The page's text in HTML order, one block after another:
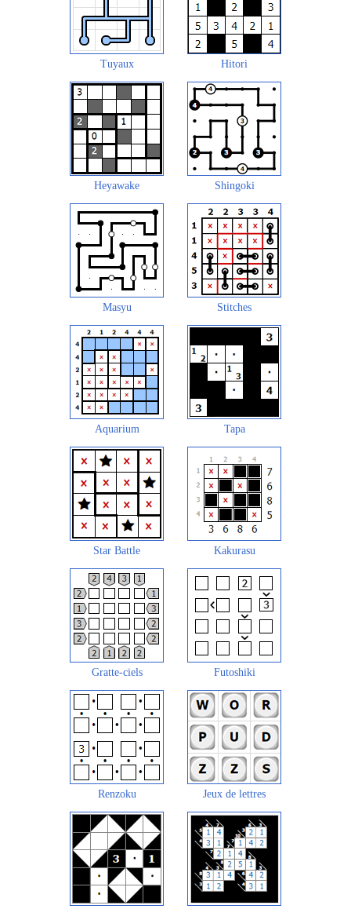
Tuyaux Hitori
Heyawake Shingoki
Masyu Stitches
Aquarium Tapa
Star Battle Kakurasu
Gratte-ciels Futoshiki
Renzoku Jeux de lettres